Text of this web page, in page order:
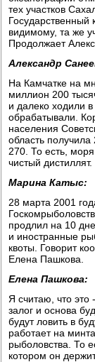
тех участков
видимому, та же
Продолжает
Александр
На Камчатке на
миллион 200
и далеко ходили
обрабатывали.
населения
область
270. То есть,
чистый дистиллят.
Марина Катыс:
28 марта 2001
продлил на 10
и иностранные
квоты. Говорит
Елена Пашкова.
Елена Пашкова:
Я считаю, что это
залог и основа
будут ловить в
работает на
рыболовства. То
котором он